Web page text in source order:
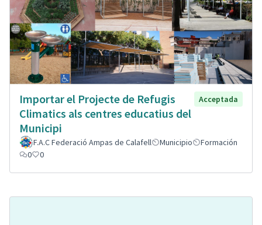
Importar el Projecte de Refugis
Climatics als centres educatius del
Municipi
Acceptada
F.A.C Federació Ampas de Calafell Municipio
Formación
0
0